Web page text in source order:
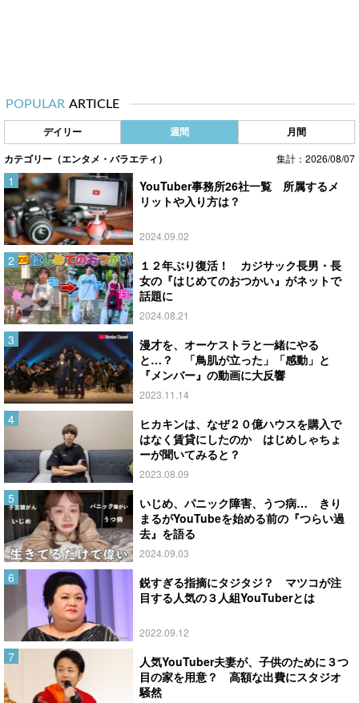
POPULAR ARTICLE
デイリー 週間 月間
カテゴリー（エンタメ・バラエティ） 集計：2026/08/07
YouTuber事務所26社一覧 所属するメ
リットや入り方は？
2024.09.02
１２年ぶり復活！ カジサック長男・長
女の『はじめてのおつかい』がネットで
話題に
2024.08.21
漫才を、オーケストラと一緒にやる
と…？ 「鳥肌が立った」「感動」と
『メンバー』の動画に大反響
2023.11.14
ヒカキンは、なぜ２０億ハウスを購入で
はなく賃貸にしたのか はじめしゃちょ
ーが聞いてみると？
2023.08.09
いじめ、パニック障害、うつ病… きり
まるがYouTubeを始める前の『つらい過
去』を語る
2024.09.03
鋭すぎる指摘にタジタジ？ マツコが注
目する人気の３人組YouTuberとは
2022.09.12
人気YouTuber夫妻が、子供のために３つ
目の家を用意？ 高額な出費にスタジオ
騒然